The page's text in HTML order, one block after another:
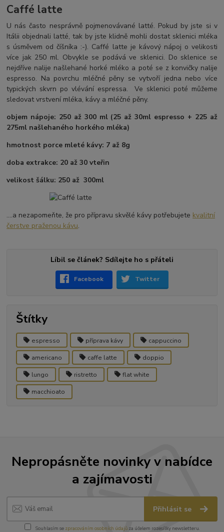
Caffé latte
U nás často nesprávně pojmenovávané latté. Pokud by jste si v
Itálii objednali latté, tak by jste klidně mohli dostat sklenici mléka
s úsměvem od číšníka :-). Caffé latte je kávový nápoj o velikosti
více jak 250 ml. Obvykle se podává ve sklenici. Do sklenice se
nejdříve nalije našlehané horké mléko a poté se z konvičky nalije
espresso. Na povrchu mléčné pěny se vytvoří jedna nebo více
typických skvrn po vlévání espressa. Ve sklenici poté můžeme
sledovat vrstvení mléka, kávy a mléčné pěny.
objem nápoje: 250 až 300 ml (25 až 30ml espresso + 225 až
275ml našlehaného horkého mléka)
hmotnost porce mleté kávy: 7 až 8g
doba extrakce: 20 až 30 vteřin
velikost šálku: 250 až 300ml
....a nezapomeňte, že pro přípravu skvělé kávy potřebujete kvalitní
čerstve praženou kávu.
Líbil se článek? Sdílejte ho s přáteli
Facebook Twitter
Štítky
espresso příprava kávy cappuccino
americano caffe latte doppio
lungo ristretto flat white
macchioato
Nepropásněte novinky v nabídce
a zajímavosti
Přihlásit se
Souhlasím se zpracováním osobních údajůza účelem rozesílky newsletteru.